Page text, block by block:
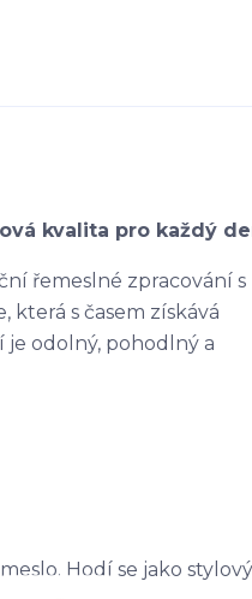
kvalita pro každý
řemeslné zpracování s
s časem získává
je odolný, pohodlný a
Hodí se jako stylový